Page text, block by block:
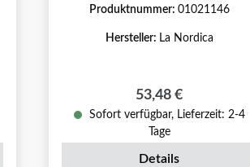
Produktnummer: 01021146
Hersteller: La Nordica
Regulärer Preis:
53,48 €
Sofort verfügbar, Lieferzeit: 2-4
Tage
Details